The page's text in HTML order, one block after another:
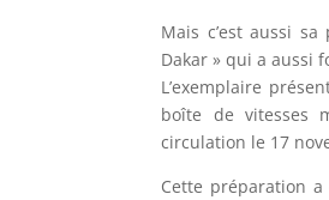
Mais c’est aussi
Dakar » qui a aussi
L’exemplaire
boîte de vitesses
circulation le 17
Cette préparation